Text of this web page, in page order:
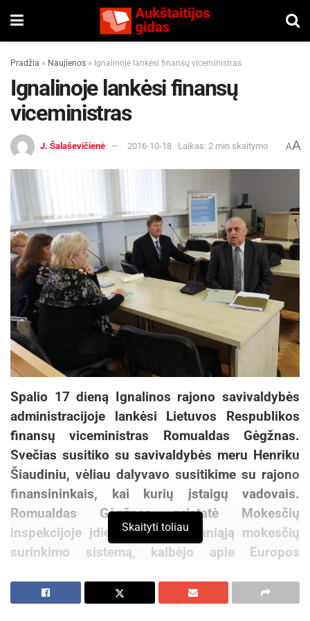
Pradžia » Naujienos » Ignalinoje lankėsi finansų viceministras
Ignalinoje lankėsi finansų
viceministras
J. Šalaševičienė 2016-10-18 Laikas: 2 min skaitymo AA
Spalio 17 dieną Ignalinos rajono savivaldybės
administracijoje lankėsi Lietuvos Respublikos
finansų viceministras Romualdas Gėgžnas.
Svečias susitiko su savivaldybės meru Henriku
Šiaudiniu, vėliau dalyvavo susitikime su rajono
finansininkais, kai kurių įstaigų vadovais.
Romualdas Gėgžnas pristatė Mokesčių
inspekcijoje įdiegtą naują išmaniąją mokesčių
surinkimo sistemą, kalbėjo apie Europos
kurias valstybės rinkliavas ir akcentavo, kad dalį
Skaityti toliau